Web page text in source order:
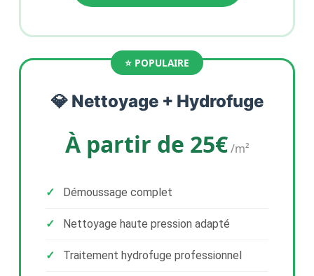
💎 Nettoyage + Hydrofuge
À partir de 25€/m²
Démoussage complet
Nettoyage haute pression adapté
Traitement hydrofuge professionnel